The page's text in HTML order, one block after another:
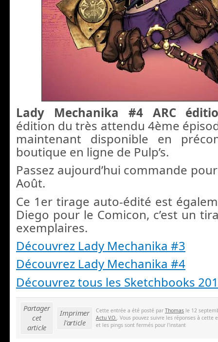
Lady Mechanika #4 ARC
édition du très attendu 4ème
maintenant disponible en
boutique en ligne de Pulp’s.
Passez aujourd’hui commande
Août.
Ce 1er tirage auto-édité est
Diego pour le Comicon, c’est un
exemplaires.
Découvrez Lady Mechanika #3
Découvrez Lady Mechanika #4
Découvrez tous les Sketchbooks
Partager
cet
article
Imprimer
l'article
Cette entrée a été posté par Thomas le 12
Actu V.O.
. Vous pouvez suivre les réponses à cette
et les pings sont fermés pour l'instant